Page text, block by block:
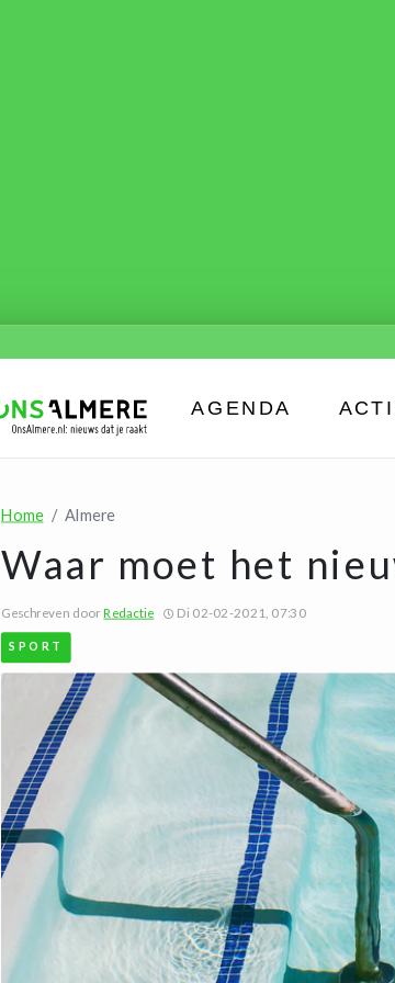
AGENDA
Home Almere
Waar moet het
Geschreven doorRedactie Di 02-02-2021, 07:30
SPORT